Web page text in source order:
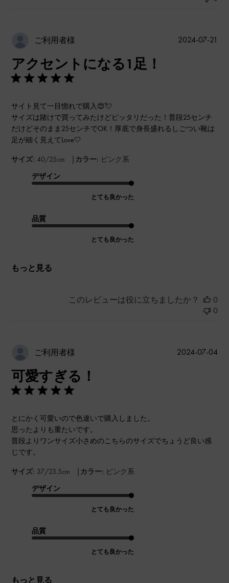
ご利用者様
アクセントになる1足！
サイト見て一目惚れで購入😍💘
サイズは賭けで買ってみたけどピッタリだった！普段25センチ
だけどそのまま25センチでOK！厚底で身長盛れるしごつい靴は
足が細く見えてLove‎🤍
サイズ: 40/25cm | カラー: ピンク系
デザイン
とても良かった
品質
とても良かった
もっと見る
2024-07-21
このレビューは役に立ちましたか？
0
0
ご利用者様
可愛すぎる！
とにかく可愛いので色違いで購入しました。
思ったよりも重たいです。
普段よりワンサイズ小さめのこちらのサイズでちょうど良い感
じです。
サイズ: 37/23.5cm | カラー: ピンク系
デザイン
とても良かった
品質
とても良かった
もっと見る
公
2024-07-04